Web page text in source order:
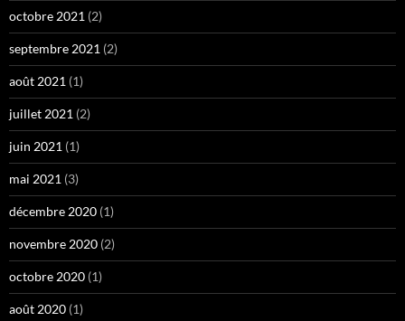
octobre 2021 (2)
septembre 2021 (2)
août 2021 (1)
juillet 2021 (2)
juin 2021 (1)
mai 2021 (3)
décembre 2020 (1)
novembre 2020 (2)
octobre 2020 (1)
août 2020 (1)